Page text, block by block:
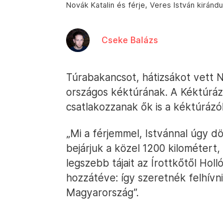
Novák Katalin és férje, Veres István
Cseke Balázs
Túrabakancsot, hátizsákot vett
országos kéktúrának. A
csatlakozzanak ők is a
„Mi a férjemmel, Istvánnal úgy
bejárjuk a közel 1200
legszebb tájait az Írottkőtől
hozzátéve: így szeretnék
Magyarország”.